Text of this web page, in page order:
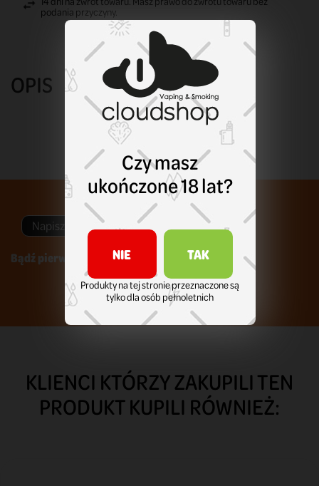
podania przyczyny.
OPIS
Napisz swoją opinię
Bądź pierwszym który napisze recenzję !
KLIENCI KTÓRZY ZAKUPILI TEN
PRODUKT KUPILI RÓWNIEŻ:
Czy masz
ukończone 18 lat?
NIE TAK
Produkty na tej stronie przeznaczone są
tylko dla osób pełnoletnich